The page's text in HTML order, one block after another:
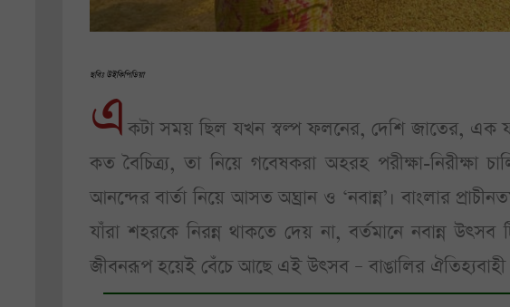
ছবিঃ উইকিপিডিয়া
এ কটা সময় ছিল যখন স্বল্প ফলনের, দেশি জাতের, এক
কত বৈচিত্র্য, তা নিয়ে গবেষকরা অহরহ পরীক্ষা-নিরীক্ষা
আনন্দের বার্তা নিয়ে আসত অঘ্রান ও ‘নবান্ন’। বাংলার
যাঁরা শহরকে নিরন্ন থাকতে দেয় না, বর্তমানে নবান্ন উৎসব
জীবনরূপ হয়েই বেঁচে আছে এই উৎসব – বাঙালির